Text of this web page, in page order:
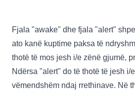
Fjala "awake" dhe fjala "alert"
ato kanë kuptime paksa të
thotë të mos jesh i/e zënë gjumë,
Ndërsa "alert" do të thotë të jesh i/
vëmendshëm ndaj rrethinave. Në